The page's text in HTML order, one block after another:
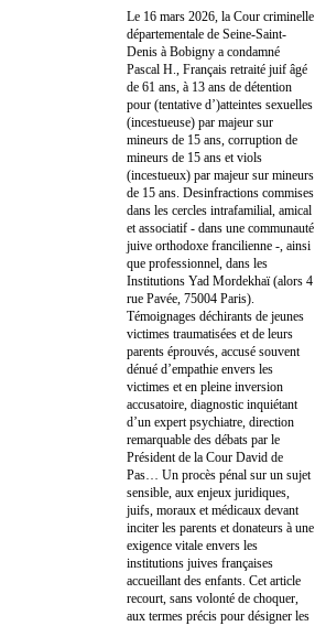
Le 16 mars 2026, la Cour criminelle
départementale de Seine-Saint-
Denis à Bobigny a condamné
Pascal H., Français retraité juif âgé
de 61 ans, à 13 ans de détention
pour (tentative d’)atteintes sexuelles
(incestueuse) par majeur sur
mineurs de 15 ans, corruption de
mineurs de 15 ans et viols
(incestueux) par majeur sur mineurs
de 15 ans. Desinfractions commises
dans les cercles intrafamilial, amical
et associatif - dans une communauté
juive orthodoxe francilienne -, ainsi
que professionnel, dans les
Institutions Yad Mordekhaï (alors 4
rue Pavée, 75004 Paris).
Témoignages déchirants de jeunes
victimes traumatisées et de leurs
parents éprouvés, accusé souvent
dénué d’empathie envers les
victimes et en pleine inversion
accusatoire, diagnostic inquiétant
d’un expert psychiatre, direction
remarquable des débats par le
Président de la Cour David de
Pas… Un procès pénal sur un sujet
sensible, aux enjeux juridiques,
juifs, moraux et médicaux devant
inciter les parents et donateurs à une
exigence vitale envers les
institutions juives françaises
accueillant des enfants. Cet article
recourt, sans volonté de choquer,
aux termes précis pour désigner les